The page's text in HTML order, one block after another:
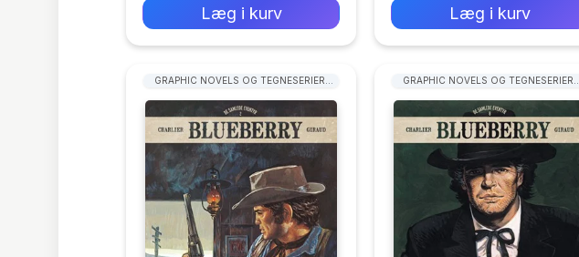
Læg i kurv Læg i kurv
GRAPHIC NOVELS OG TEGNESERIER:
GRAPHIC NOVELS OG TEGNESERIER: